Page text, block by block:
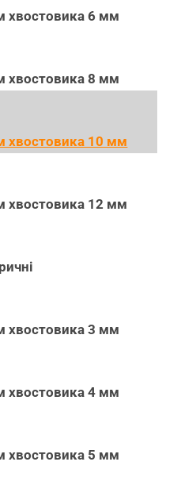
хвостовика 6 мм
хвостовика 8 мм
хвостовика 10 мм
хвостовика 12 мм
хвостовика 3 мм
хвостовика 4 мм
хвостовика 5 мм